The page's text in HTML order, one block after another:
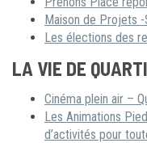
Maison de Projets -
Les élections des
LA VIE DE
Cinéma plein air –
Les Animations
d’activités pour